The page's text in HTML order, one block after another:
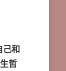
己和
哲